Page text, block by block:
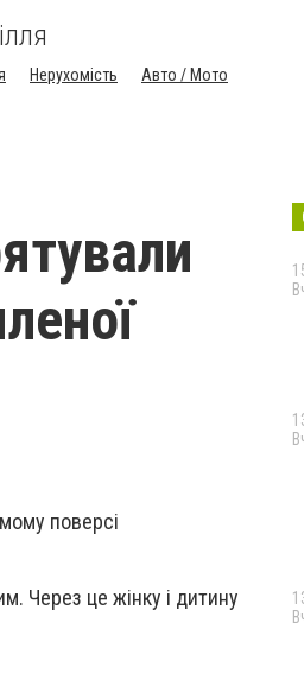
Нерухомість
Авто / Мото
поверсі
Через це жінку і дитину